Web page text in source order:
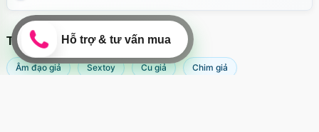
TÌM KIẾM NHIỀU NHẤT
Âm đạo giả Sextoy Cu giả Chim giả